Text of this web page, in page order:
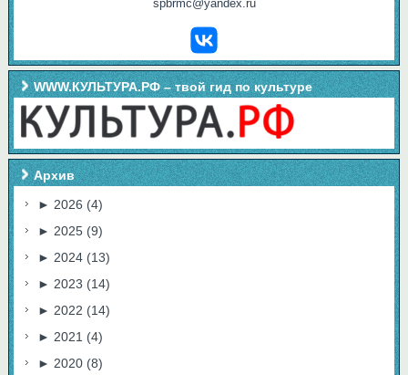
spbrmc@yandex.ru
WWW.КУЛЬТУРА.РФ – твой гид по культуре
Архив
► 2026 (4)
► 2025 (9)
► 2024 (13)
► 2023 (14)
► 2022 (14)
► 2021 (4)
► 2020 (8)